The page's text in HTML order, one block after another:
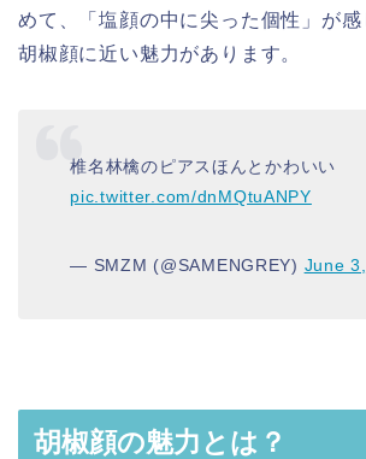
めて、「塩顔の中に尖った個性」が感
胡椒顔に近い魅力があります。
椎名林檎のピアスほんとかわいい
pic.twitter.com/dnMQtuANPY
— SMZM (@SAMENGREY) June
胡椒顔の魅力とは？